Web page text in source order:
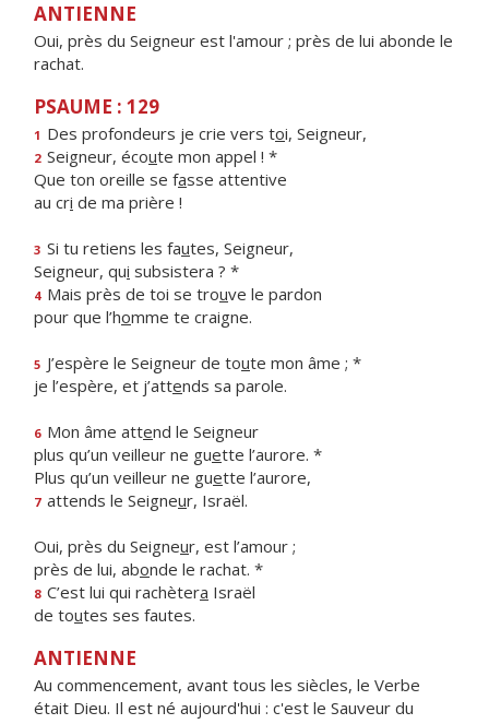
ANTIENNE
Oui, près du Seigneur est l'amour ; près de lui abonde le
rachat.
PSAUME : 129
1 Des profondeurs je crie vers toi, Seigneur,
2 Seigneur, écoute mon appel ! *
Que ton oreille se fasse attentive
au cri de ma prière !
3 Si tu retiens les fautes, Seigneur,
Seigneur, qui subsistera ? *
4 Mais près de toi se trouve le pardon
pour que l’homme te craigne.
5 J’espère le Seigneur de toute mon âme ; *
je l’espère, et j’attends sa parole.
6 Mon âme attend le Seigneur
plus qu’un veilleur ne guette l’aurore. *
Plus qu’un veilleur ne guette l’aurore,
7 attends le Seigneur, Israël.
Oui, près du Seigneur, est l’amour ;
près de lui, abonde le rachat. *
8 C’est lui qui rachètera Israël
de toutes ses fautes.
ANTIENNE
Au commencement, avant tous les siècles, le Verbe
était Dieu. Il est né aujourd'hui : c'est le Sauveur du